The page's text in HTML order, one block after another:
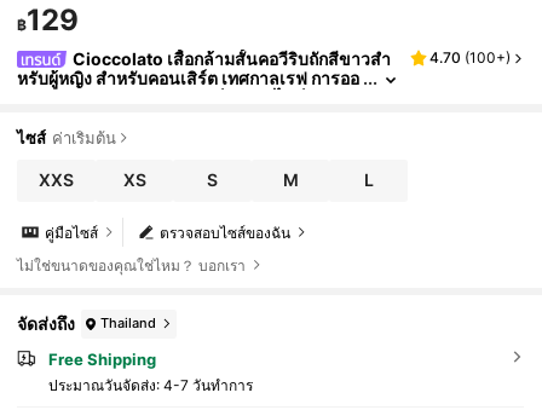
฿129
Cioccolato เสื้อกล้ามสั้นคอวีริบถักสีขาวสำ
หรับผู้หญิง สำหรับคอนเสิร์ต เทศกาลเรฟ การออ
4.70 (100+)
ไซส์ ค่าเริ่มต้น
XXS XS S M L
ตรวจสอบไซส์ของฉัน
คู่มือไซส์
ไม่ใช่ขนาดของคุณใช่ไหม？ บอกเรา
จัดส่งถึง Thailand
Free Shipping
ประมาณวันจัดส่ง: 4-7 วันทำการ